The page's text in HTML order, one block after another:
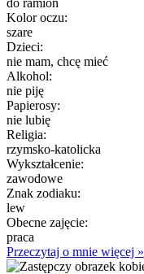
Kolor oczu:
szare
Dzieci:
nie mam, chcę mieć
Alkohol:
nie piję
Papierosy:
nie lubię
Religia:
rzymsko-katolicka
Wykształcenie:
zawodowe
Znak zodiaku:
lew
Obecne zajęcie:
praca
Przeczytaj o mnie więcej »